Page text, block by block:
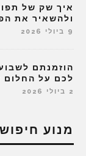
איך שק של
ולהשאיר את
9 ביולי 2026
לכם על החלום
2 ביולי 2026
מנוע